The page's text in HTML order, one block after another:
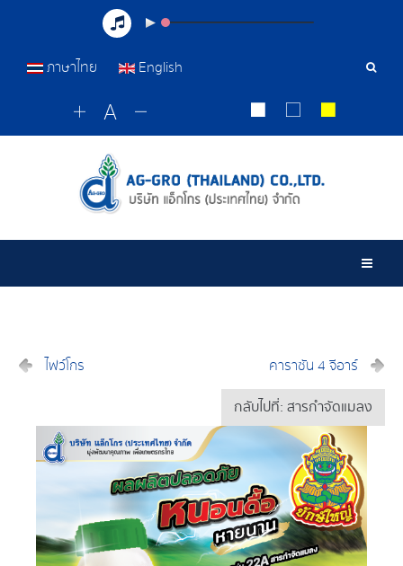
เครื่อ
ภาษาไทย English
ไฟว์โกร คาราซัน 4 จีอาร์
กลับไปที่: สารกำจัดแมลง